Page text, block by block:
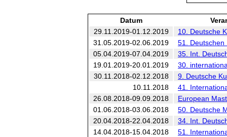
Datum
29.11.2019-01.12.2019
10. Deutsche
31.05.2019-02.06.2019
51. Deutschen
05.04.2019-07.04.2019
35. Int.
19.01.2019-20.01.2019
30.
30.11.2018-02.12.2018
9. Deutsche
10.11.2018
41.
26.08.2018-09.09.2018
European
01.06.2018-03.06.2018
50. Deutsche
20.04.2018-22.04.2018
34. Int.
14.04.2018-15.04.2018
51.